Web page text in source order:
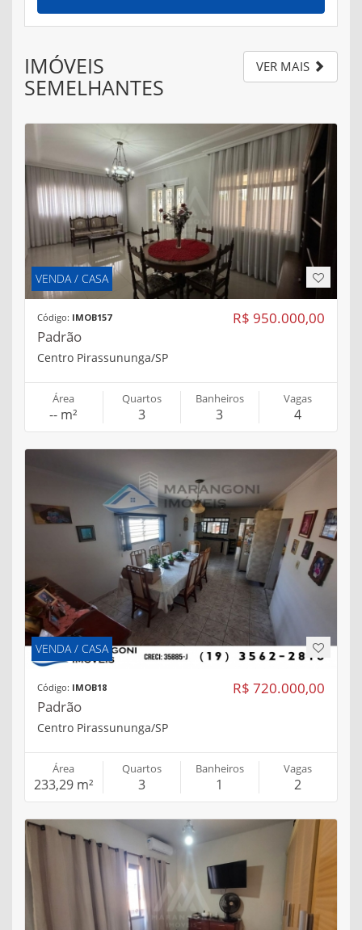
IMÓVEIS
SEMELHANTES
VER MAIS
VENDA / CASA
R$ 950.000,00
Código: IMOB157
Padrão
Centro Pirassununga/SP
Área
-- m²
Quartos
3
Banheiros
3
Vagas
4
VENDA / CASA
R$ 720.000,00
Código: IMOB18
Padrão
Centro Pirassununga/SP
Área
233,29 m²
Quartos
3
Banheiros
1
Vagas
2